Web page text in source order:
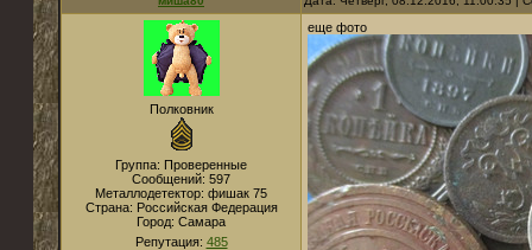
Полковник
Группа: Проверенные
Сообщений: 597
Металлодетектор: фишак 75
Страна: Российская Федерация
Город: Самара
Репутация: 485
еще фото